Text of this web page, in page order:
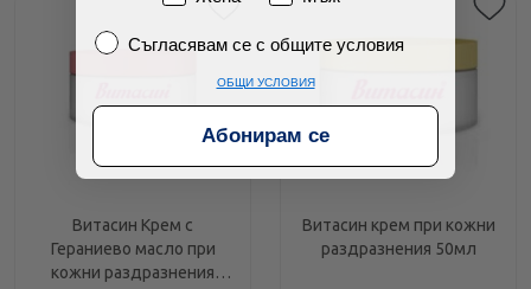
Витасин Крем с
Гераниево масло при
кожни раздразнения
Витасин крем при кожни
раздразнения 50мл
Съгласявам се с общите условия
Съгласявам се с общите условия
ОБЩИ УСЛОВИЯ
Абонирам се